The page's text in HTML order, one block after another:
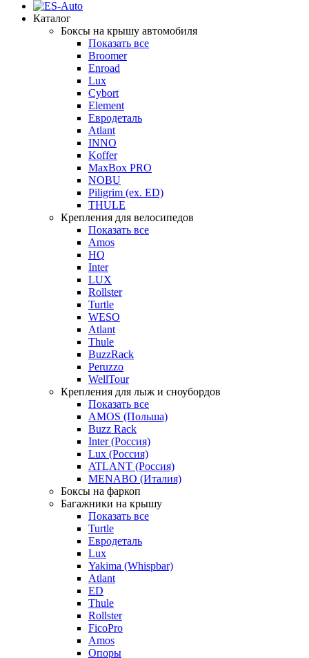
Каталог
Боксы на крышу автомобиля
Показать все
Broomer
Enroad
Lux
Cybort
Element
Евродеталь
Atlant
INNO
Koffer
MaxBox PRO
NOBU
Piligrim (ex. ED)
THULE
Крепления для велосипедов
Показать все
Amos
HQ
Inter
LUX
Rollster
Turtle
WESO
Atlant
Thule
BuzzRack
Peruzzo
WellTour
Крепления для лыж и сноубордов
Показать все
AMOS (Польша)
Buzz Rack
Inter (Россия)
Lux (Россия)
ATLANT (Россия)
MENABO (Италия)
Боксы на фаркоп
Багажники на крышу
Показать все
Turtle
Евродеталь
Lux
Yakima (Whispbar)
Atlant
ED
Thule
Rollster
FicoPro
Amos
Опоры